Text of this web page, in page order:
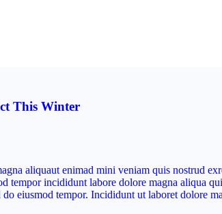
This Winter
aliquaut enimad mini veniam quis nostrud
tempor incididunt labore dolore magna aliqua
do eiusmod tempor. Incididunt ut laboret dolore